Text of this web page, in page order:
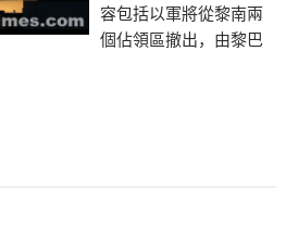
容包括以軍將從黎南兩
個佔領區撤出，由黎巴